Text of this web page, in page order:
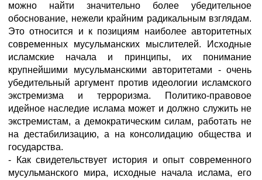
можно найти значительно более убедительное
обоснование, нежели крайним радикальным взглядам.
Это относится и к позициям наиболее авторитетных
современных мусульманских мыслителей. Исходные
исламские начала и принципы, их понимание
крупнейшими мусульманскими авторитетами - очень
убедительный аргумент против идеологии исламского
экстремизма и терроризма. Политико-правовое
идейное наследие ислама может и должно служить не
экстремистам, а демократическим силам, работать не
на дестабилизацию, а на консолидацию общества и
государства.
- Как свидетельствует история и опыт современного
мусульманского мира, исходные начала ислама, его